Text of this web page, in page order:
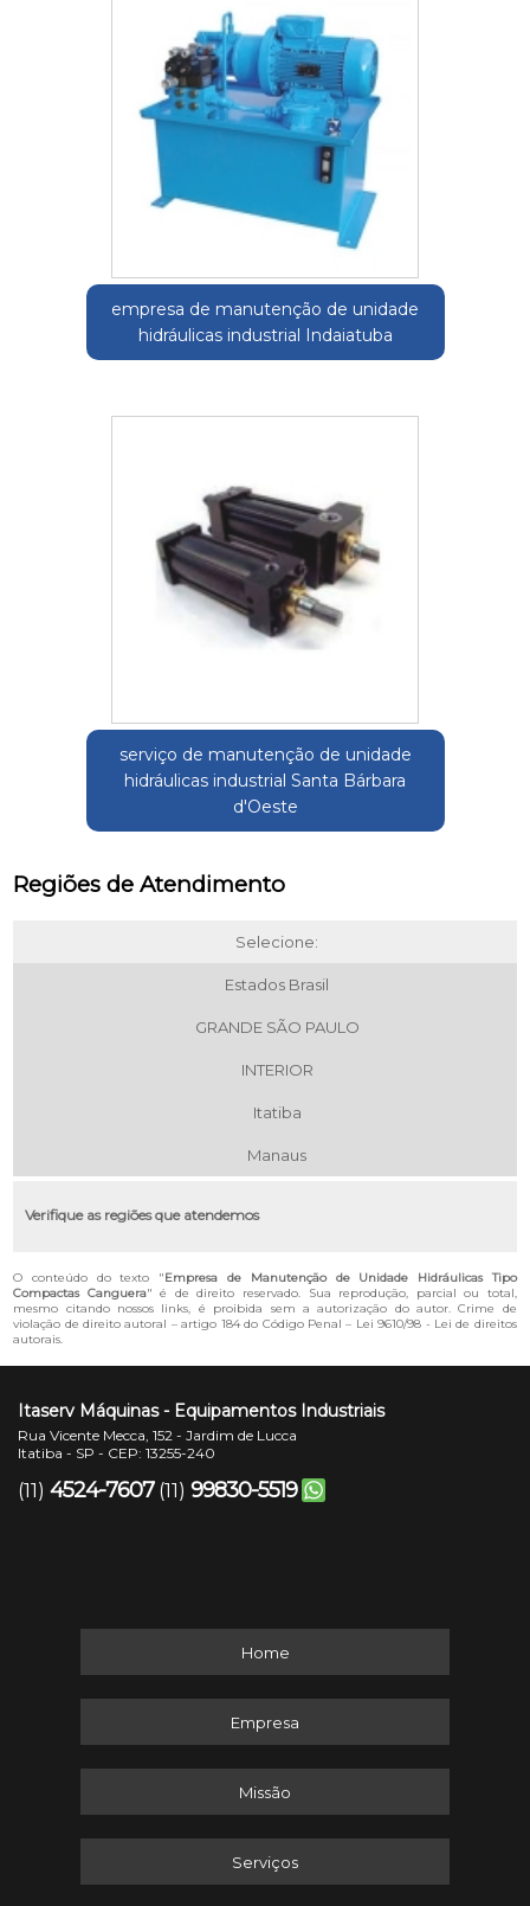
empresa de manutenção de unidade
hidráulicas industrial Indaiatuba
serviço de manutenção de unidade
hidráulicas industrial Santa Bárbara
d'Oeste
Regiões de Atendimento
Selecione:
Estados Brasil
GRANDE SÃO PAULO
INTERIOR
Itatiba
Manaus
Verifique as regiões que atendemos
O conteúdo do texto "Empresa de Manutenção de Unidade Hidráulicas Tipo
Compactas Canguera" é de direito reservado. Sua reprodução, parcial ou total,
mesmo citando nossos links, é proibida sem a autorização do autor. Crime de
violação de direito autoral – artigo 184 do Código Penal – Lei 9610/98 - Lei de direitos
autorais.
Itaserv Máquinas - Equipamentos Industriais
Rua Vicente Mecca, 152 - Jardim de Lucca
Itatiba - SP - CEP: 13255-240
(11) 4524-7607 (11) 99830-5519
Home
Empresa
Missão
Serviços